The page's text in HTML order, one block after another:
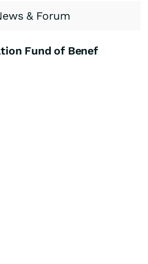
& Forum
Fund of Benef